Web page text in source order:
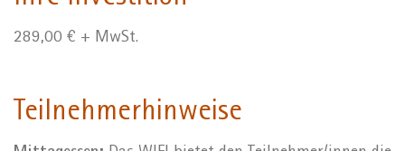
289,00 € + MwSt.
Teilnehmerhinweise